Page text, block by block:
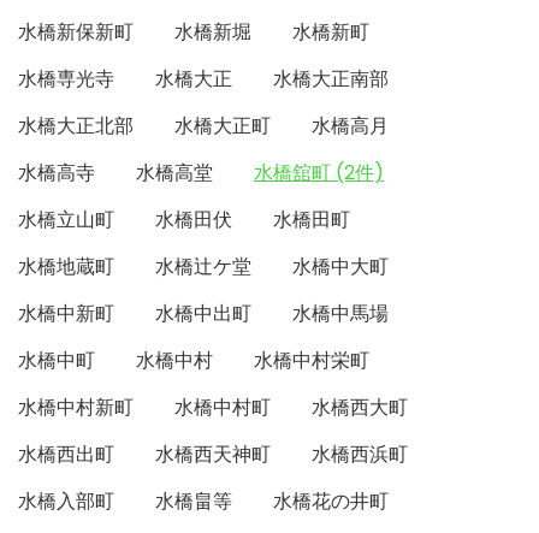
水橋新保新町
水橋新堀
水橋新町
水橋専光寺
水橋大正
水橋大正南部
水橋大正北部
水橋大正町
水橋高月
水橋高寺
水橋高堂
水橋舘町 (2件)
水橋立山町
水橋田伏
水橋田町
水橋地蔵町
水橋辻ケ堂
水橋中大町
水橋中新町
水橋中出町
水橋中馬場
水橋中町
水橋中村
水橋中村栄町
水橋中村新町
水橋中村町
水橋西大町
水橋西出町
水橋西天神町
水橋西浜町
水橋入部町
水橋畠等
水橋花の井町